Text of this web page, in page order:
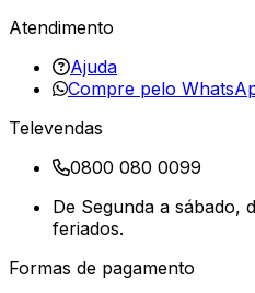
Atendimento
Ajuda
Compre pelo
Televendas
0800 080 0099
De Segunda a sábado,
feriados.
Formas de pagamento